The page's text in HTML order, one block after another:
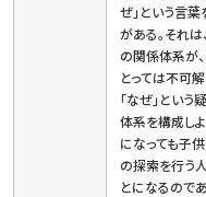
ぜ」という言
がある。それ
の関係体系が
とっては不可
「なぜ」とい
体系を構成し
になっても子
の探索を行う
とになるので